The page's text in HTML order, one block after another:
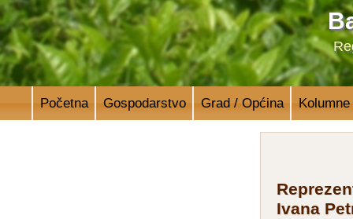
Početna Gospodarstvo Grad / Općina Kolumne
Ivana